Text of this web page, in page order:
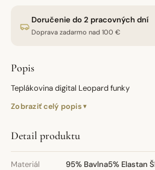
Doručenie do 2 pracovných dní
Doprava zadarmo nad 100 €
Popis
Teplákovina digital Leopard funky
Zobraziť celý popis
Detail produktu
Materiál
95% Bavlna5% Elastan